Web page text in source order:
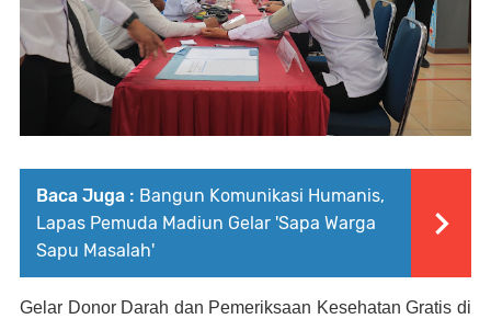
Baca Juga : Bangun Komunikasi Humanis,
Lapas Pemuda Madiun Gelar 'Sapa Warga
Sapu Masalah'
Gelar Donor Darah dan Pemeriksaan Kesehatan Gratis di